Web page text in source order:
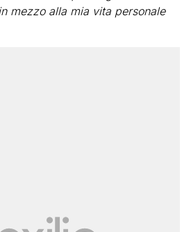
mezzo alla mia vita personale